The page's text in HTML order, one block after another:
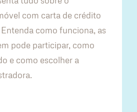
com carta de crédito
como funciona, as
pode participar, como
e como escolher a